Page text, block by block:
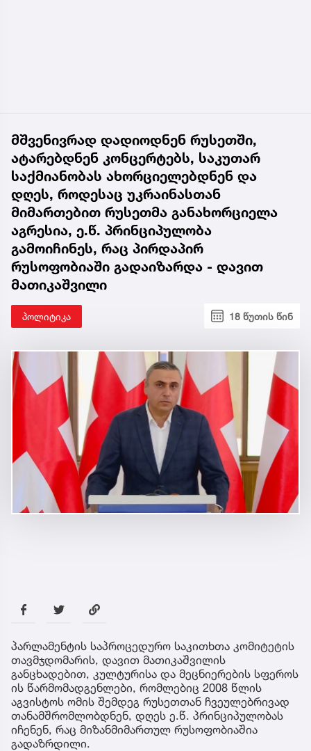
მშვენივრად დადიოდნენ რუსეთში,
ატარებდნენ კონცერტებს, საკუთარ
საქმიანობას ახორციელებდნენ და
დღეს, როდესაც უკრაინასთან
მიმართებით რუსეთმა განახორციელა
აგრესია, ე.წ. პრინციპულობა
გამოიჩინეს, რაც პირდაპირ
რუსოფობიაში გადაიზარდა - დავით
მათიკაშვილი
პოლიტიკა 18 წუთის წინ
პარლამენტის საპროცედურო საკითხთა კომიტეტის
თავმჯდომარის, დავით მათიკაშვილის
განცხადებით, კულტურისა და მეცნიერების სფეროს
ის წარმომადგენლები, რომლებიც 2008 წლის
აგვისტოს ომის შემდეგ რუსეთთან ჩვეულებრივად
თანამშრომლობდნენ, დღეს ე.წ. პრინციპულობას
იჩენენ, რაც მიზანმიმართულ რუსოფობიაშია
გადაზრდილი.